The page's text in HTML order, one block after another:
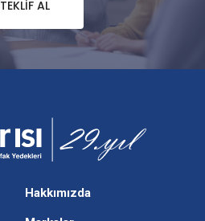
TEKLIF AL
Hakkımızda